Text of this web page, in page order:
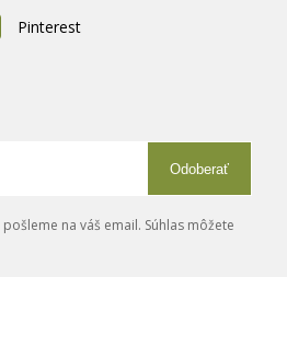
Pinterest
Odoberať
na váš email. Súhlas môžete